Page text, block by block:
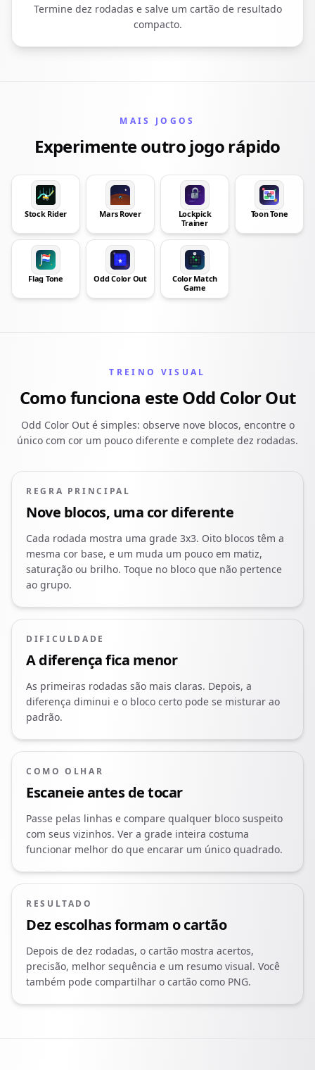
Termine dez rodadas e salve um cartão de resultado
compacto.
MAIS JOGOS
Experimente outro jogo rápido
Stock Rider Mars Rover
Lockpick
Trainer
Toon Tone
Flag Tone Odd Color Out
Color Match
Game
TREINO VISUAL
Como funciona este Odd Color Out
Odd Color Out é simples: observe nove blocos, encontre o
único com cor um pouco diferente e complete dez rodadas.
REGRA PRINCIPAL
Nove blocos, uma cor diferente
Cada rodada mostra uma grade 3x3. Oito blocos têm a
mesma cor base, e um muda um pouco em matiz,
saturação ou brilho. Toque no bloco que não pertence
ao grupo.
DIFICULDADE
A diferença fica menor
As primeiras rodadas são mais claras. Depois, a
diferença diminui e o bloco certo pode se misturar ao
padrão.
COMO OLHAR
Escaneie antes de tocar
Passe pelas linhas e compare qualquer bloco suspeito
com seus vizinhos. Ver a grade inteira costuma
funcionar melhor do que encarar um único quadrado.
RESULTADO
Dez escolhas formam o cartão
Depois de dez rodadas, o cartão mostra acertos,
precisão, melhor sequência e um resumo visual. Você
também pode compartilhar o cartão como PNG.